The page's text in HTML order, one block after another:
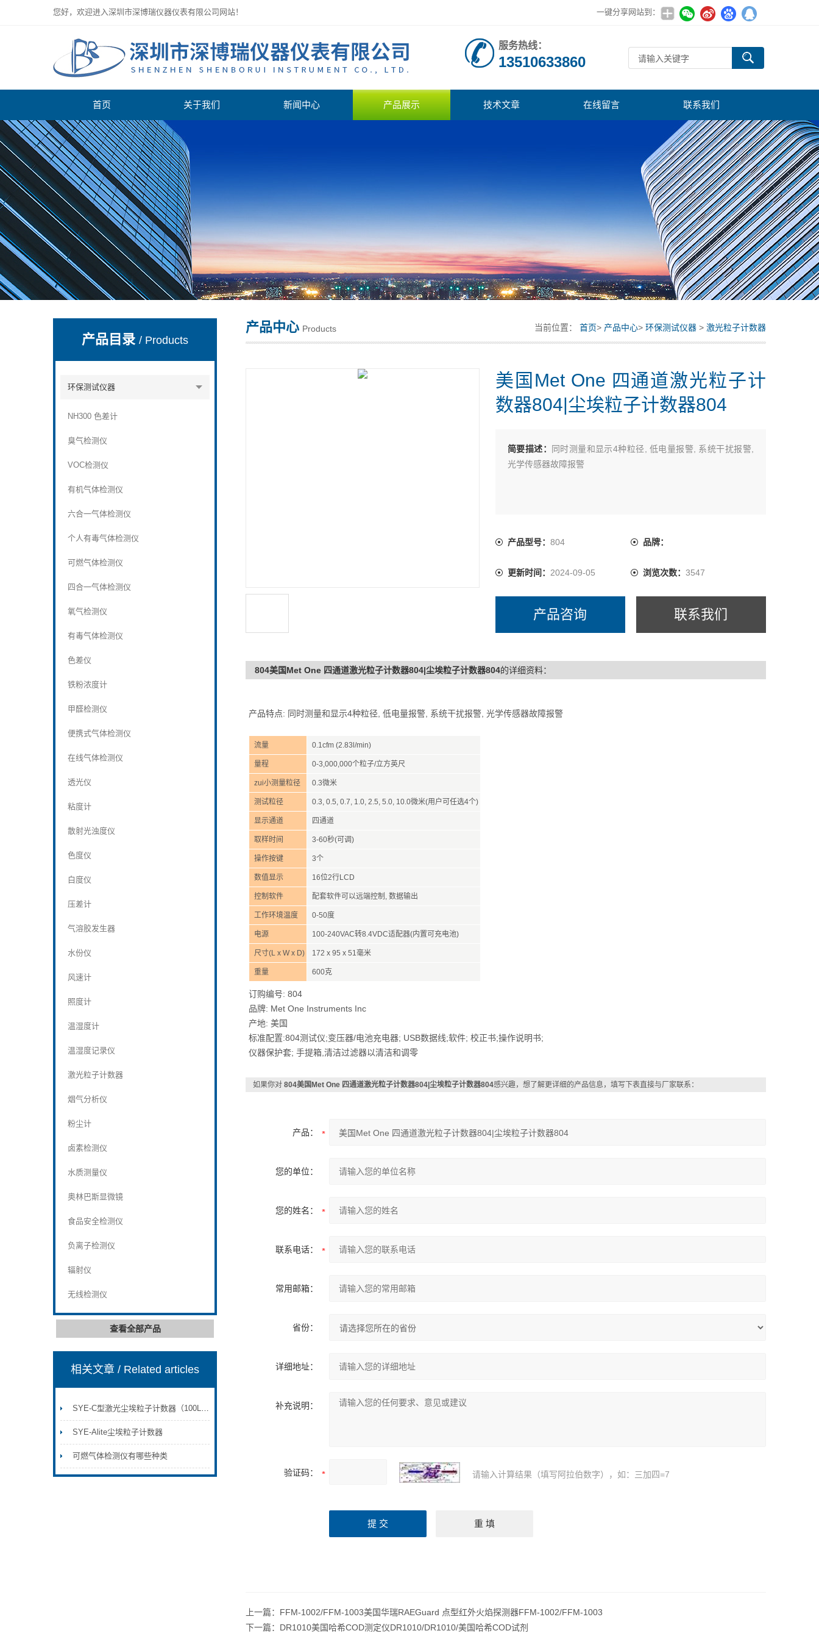
您好，欢迎进入深圳市深博瑞仪器仪表有限公司网站！ 一键分享网站到：
深圳市深博瑞仪器仪表有限公司
服务热线：
13510633860
首页 关于我们 新闻中心 产品展示 技术文章 在线留言 联系我们
产品目录/ Products
环保测试仪器
NH300 色差计
臭气检测仪
VOC检测仪
有机气体检测仪
六合一气体检测仪
个人有毒气体检测仪
可燃气体检测仪
四合一气体检测仪
氧气检测仪
有毒气体检测仪
色差仪
铁粉浓度计
甲醛检测仪
便携式气体检测仪
在线气体检测仪
透光仪
粘度计
散射光浊度仪
色度仪
白度仪
压差计
气溶胶发生器
水份仪
风速计
照度计
温湿度计
温湿度记录仪
激光粒子计数器
烟气分析仪
粉尘计
卤素检测仪
水质测量仪
奥林巴斯显微镜
食品安全检测仪
负离子检测仪
辐射仪
无线检测仪
查看全部产品
相关文章/ Related articles
SYE-C型激光尘埃粒子计数器（100L交直流）
SYE-Alite尘埃粒子计数器
可燃气体检测仪有哪些种类
产品中心 Products 当前位置： 首页> 产品中心> 环保测试仪器 > 激光粒子计数器
美国Met One 四通道激光粒子计
数器804|尘埃粒子计数器804
简要描述：
同时测量和显示4种粒径, 低电量报警, 系统干扰报警,
光学传感器故障报警
产品型号： 804 品牌：
更新时间： 2024-09-05 浏览次数： 3547
产品咨询 联系我们
804美国Met One 四通道激光粒子计数器804|尘埃粒子计数器804的详细资料：
产品特点: 同时测量和显示4种粒径, 低电量报警, 系统干扰报警, 光学传感器故障报警
流量 0.1cfm (2.83l/min)
量程 0-3,000,000个粒子/立方英尺
zui小测量粒径 0.3微米
测试粒径 0.3, 0.5, 0.7, 1.0, 2.5, 5.0, 10.0微米(用户可任选4个)
显示通道 四通道
取样时间 3-60秒(可调)
操作按键 3个
数值显示 16位2行LCD
控制软件 配套软件可以远端控制, 数据输出
工作环境温度 0-50度
电源 100-240VAC转8.4VDC适配器(内置可充电池)
尺寸(L x W x D) 172 x 95 x 51毫米
重量 600克
订购编号: 804
品牌: Met One Instruments Inc
产地: 美国
标准配置:804测试仪;变压器/电池充电器; USB数据线;软件; 校正书;操作说明书;
仪器保护套; 手提箱, 清洁过滤器以清洁和调零
如果你对 804美国Met One 四通道激光粒子计数器804|尘埃粒子计数器804感兴趣，想了解更详细的产品信息，填写下表直接与厂家联系：
产品：
您的单位：
您的姓名：
联系电话：
常用邮箱：
省份：
详细地址：
补充说明：
验证码： 请输入计算结果（填写阿拉伯数字），如：三加四=7
上一篇： FFM-1002/FFM-1003美国华瑞RAEGuard 点型红外火焰探测器FFM-1002/FFM-1003
下一篇： DR1010美国哈希COD测定仪DR1010/DR1010/美国哈希COD试剂